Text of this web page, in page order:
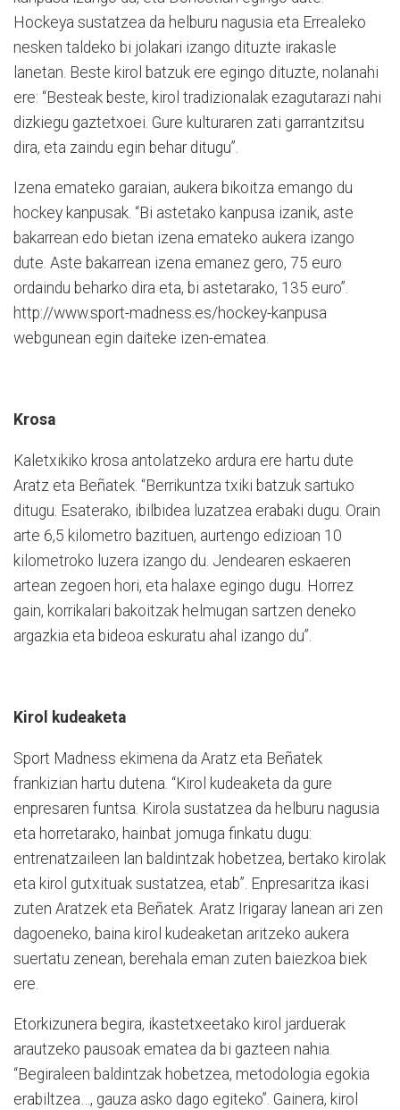
Hockeya sustatzea da helburu nagusia eta Errealeko
nesken taldeko bi jolakari izango dituzte irakasle
lanetan. Beste kirol batzuk ere egingo dituzte, nolanahi
ere: “Besteak beste, kirol tradizionalak ezagutarazi nahi
dizkiegu gaztetxoei. Gure kulturaren zati garrantzitsu
dira, eta zaindu egin behar ditugu”.
Izena emateko garaian, aukera bikoitza emango du
hockey kanpusak. “Bi astetako kanpusa izanik, aste
bakarrean edo bietan izena emateko aukera izango
dute. Aste bakarrean izena emanez gero, 75 euro
ordaindu beharko dira eta, bi astetarako, 135 euro”.
http://www.sport-madness.es/hockey-kanpusa
webgunean egin daiteke izen-ematea.
Krosa
Kaletxikiko krosa antolatzeko ardura ere hartu dute
Aratz eta Beñatek. “Berrikuntza txiki batzuk sartuko
ditugu. Esaterako, ibilbidea luzatzea erabaki dugu. Orain
arte 6,5 kilometro bazituen, aurtengo edizioan 10
kilometroko luzera izango du. Jendearen eskaeren
artean zegoen hori, eta halaxe egingo dugu. Horrez
gain, korrikalari bakoitzak helmugan sartzen deneko
argazkia eta bideoa eskuratu ahal izango du”.
Kirol kudeaketa
Sport Madness ekimena da Aratz eta Beñatek
frankizian hartu dutena. “Kirol kudeaketa da gure
enpresaren funtsa. Kirola sustatzea da helburu nagusia
eta horretarako, hainbat jomuga finkatu dugu:
entrenatzaileen lan baldintzak hobetzea, bertako kirolak
eta kirol gutxituak sustatzea, etab”. Enpresaritza ikasi
zuten Aratzek eta Beñatek. Aratz Irigaray lanean ari zen
dagoeneko, baina kirol kudeaketan aritzeko aukera
suertatu zenean, berehala eman zuten baiezkoa biek
ere.
Etorkizunera begira, ikastetxeetako kirol jarduerak
arautzeko pausoak ematea da bi gazteen nahia.
“Begiraleen baldintzak hobetzea, metodologia egokia
erabiltzea…, gauza asko dago egiteko”. Gainera, kirol